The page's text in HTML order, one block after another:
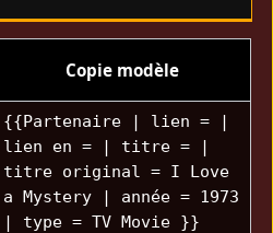
Copie modèle
{{Partenaire | lien = |
lien en = | titre = |
titre original = I Love
a Mystery | année = 1973
| type = TV Movie }}